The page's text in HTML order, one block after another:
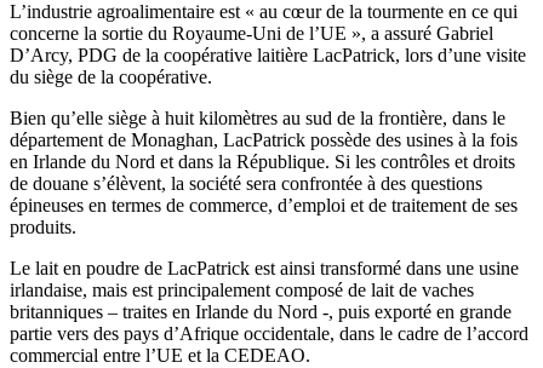
L’industrie agroalimentaire est « au cœur de la tourmente en ce qui
concerne la sortie du Royaume-Uni de l’UE », a assuré Gabriel
D’Arcy, PDG de la coopérative laitière LacPatrick, lors d’une visite
du siège de la coopérative.
Bien qu’elle siège à huit kilomètres au sud de la frontière, dans le
département de Monaghan, LacPatrick possède des usines à la fois
en Irlande du Nord et dans la République. Si les contrôles et droits
de douane s’élèvent, la société sera confrontée à des questions
épineuses en termes de commerce, d’emploi et de traitement de ses
produits.
Le lait en poudre de LacPatrick est ainsi transformé dans une usine
irlandaise, mais est principalement composé de lait de vaches
britanniques – traites en Irlande du Nord -, puis exporté en grande
partie vers des pays d’Afrique occidentale, dans le cadre de l’accord
commercial entre l’UE et la CEDEAO.